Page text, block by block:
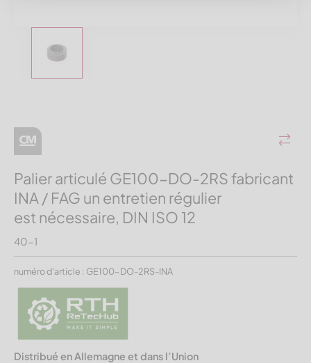
Palier articulé GE100-DO-2RS fabricant
INA / FAG un entretien régulier
est nécessaire, DIN ISO 12
40-1
numéro d'article : GE100-DO-2RS-INA
Distribué en Allemagne et dans l’Union